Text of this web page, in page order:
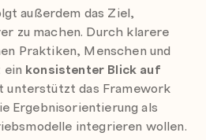
außerdem das Ziel,
zu machen. Durch klarere
Praktiken, Menschen und
ein konsistenter Blick auf
unterstützt das Framework
Ergebnisorientierung als
integrieren wollen.